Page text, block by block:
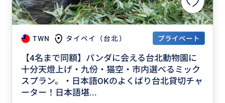
TWN タイペイ（台北） プライベート
【4名まで同額】パンダに会える台北動物園に
十分天燈上げ・九份・猫空・市内選べるミック
スプラン。・日本語OKのよくばり台北貸切チャ
ーター！日本語堪...